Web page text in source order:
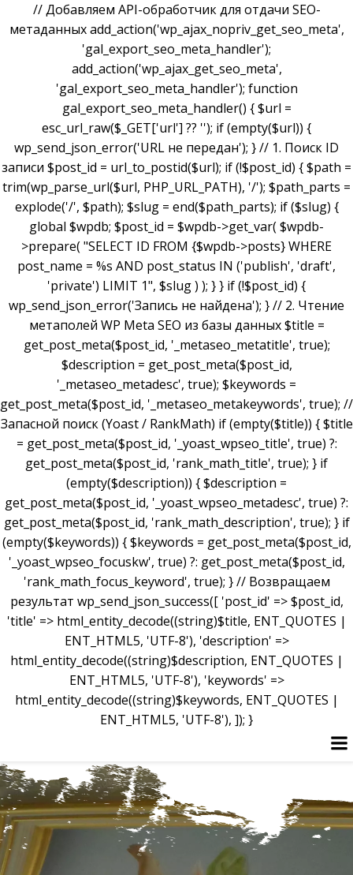
// Добавляем API-обработчик для отдачи SEO-
метаданных add_action('wp_ajax_nopriv_get_seo_meta',
'gal_export_seo_meta_handler');
add_action('wp_ajax_get_seo_meta',
'gal_export_seo_meta_handler'); function
gal_export_seo_meta_handler() { $url =
esc_url_raw($_GET['url'] ?? ''); if (empty($url)) {
wp_send_json_error('URL не передан'); } // 1. Поиск ID
записи $post_id = url_to_postid($url); if (!$post_id) { $path =
trim(wp_parse_url($url, PHP_URL_PATH), '/'); $path_parts =
explode('/', $path); $slug = end($path_parts); if ($slug) {
global $wpdb; $post_id = $wpdb->get_var( $wpdb-
>prepare( "SELECT ID FROM {$wpdb->posts} WHERE
post_name = %s AND post_status IN ('publish', 'draft',
'private') LIMIT 1", $slug ) ); } } if (!$post_id) {
wp_send_json_error('Запись не найдена'); } // 2. Чтение
метаполей WP Meta SEO из базы данных $title =
get_post_meta($post_id, '_metaseo_metatitle', true);
$description = get_post_meta($post_id,
'_metaseo_metadesc', true); $keywords =
get_post_meta($post_id, '_metaseo_metakeywords', true); //
Запасной поиск (Yoast / RankMath) if (empty($title)) { $title
= get_post_meta($post_id, '_yoast_wpseo_title', true) ?:
get_post_meta($post_id, 'rank_math_title', true); } if
(empty($description)) { $description =
get_post_meta($post_id, '_yoast_wpseo_metadesc', true) ?:
get_post_meta($post_id, 'rank_math_description', true); } if
(empty($keywords)) { $keywords = get_post_meta($post_id,
'_yoast_wpseo_focuskw', true) ?: get_post_meta($post_id,
'rank_math_focus_keyword', true); } // Возвращаем
результат wp_send_json_success([ 'post_id' => $post_id,
'title' => html_entity_decode((string)$title, ENT_QUOTES |
ENT_HTML5, 'UTF-8'), 'description' =>
html_entity_decode((string)$description, ENT_QUOTES |
ENT_HTML5, 'UTF-8'), 'keywords' =>
html_entity_decode((string)$keywords, ENT_QUOTES |
ENT_HTML5, 'UTF-8'), ]); }